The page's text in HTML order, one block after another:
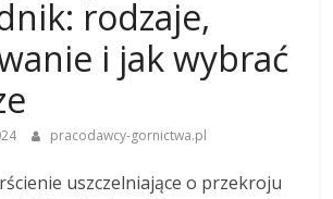
rodzaje,
i jak wybrać
pracodawcy-gornictwa.pl
uszczelniające o przekroju